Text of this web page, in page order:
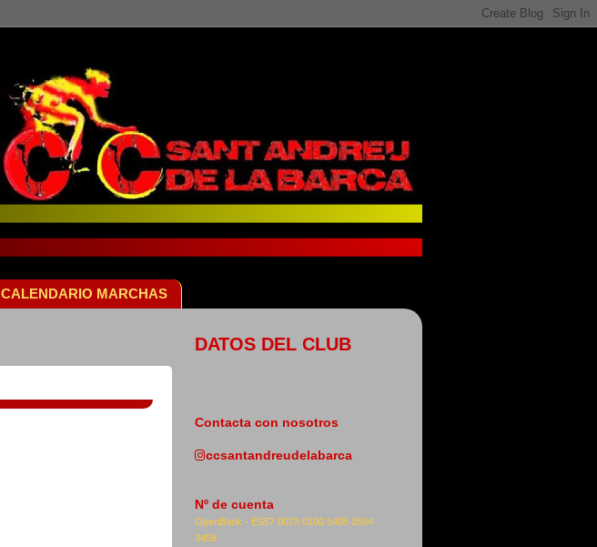
CALENDARIO MARCHAS
DATOS DEL CLUB
Contacta con nosotros
ccsantandreudelabarca
Nº de cuenta
OpenBank - ES57 0073 0100 5405 0564
3458